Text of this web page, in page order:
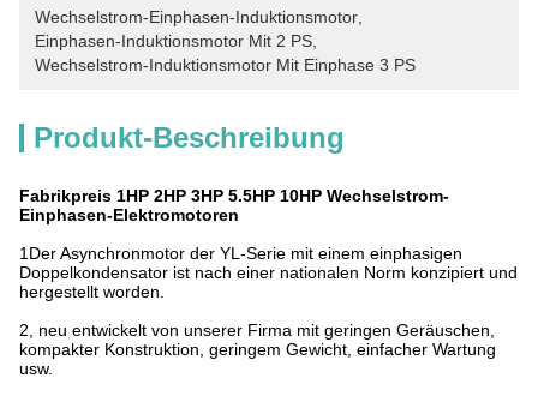
Wechselstrom-Einphasen-Induktionsmotor
Einphasen-Induktionsmotor Mit 2 PS
Wechselstrom-Induktionsmotor Mit Einphase 3 PS
Produkt-Beschreibung
Fabrikpreis 1HP 2HP 3HP 5.5HP 10HP Wechselstrom-
Einphasen-Elektromotoren
1Der Asynchronmotor der YL-Serie mit einem einphasigen
Doppelkondensator ist nach einer nationalen Norm konzipiert und
hergestellt worden.
2, neu entwickelt von unserer Firma mit geringen Geräuschen,
kompakter Konstruktion, geringem Gewicht, einfacher Wartung
usw.